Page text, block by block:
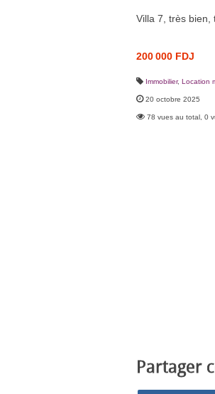
Villa 7, très bien,
200 000 FDJ
Immobilier, Location
20 octobre 2025
78 vues au total, 0
Partager